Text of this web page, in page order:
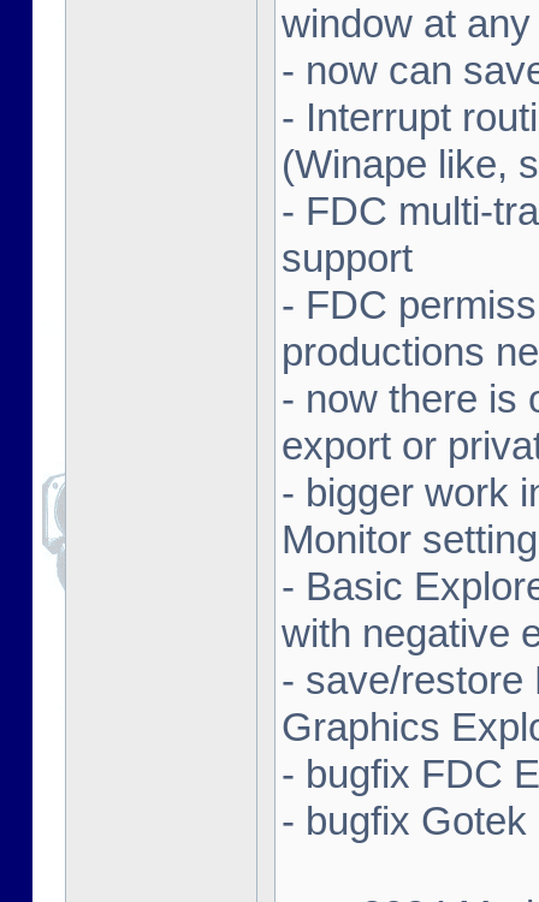
window at
- now can
- Interrupt
(Winape like,
- FDC multi-
support
- FDC
productions
- now there is
export or
- bigger work
Monitor
- Basic
with negative
- save/restore
Graphics
- bugfix FDC
- bugfix